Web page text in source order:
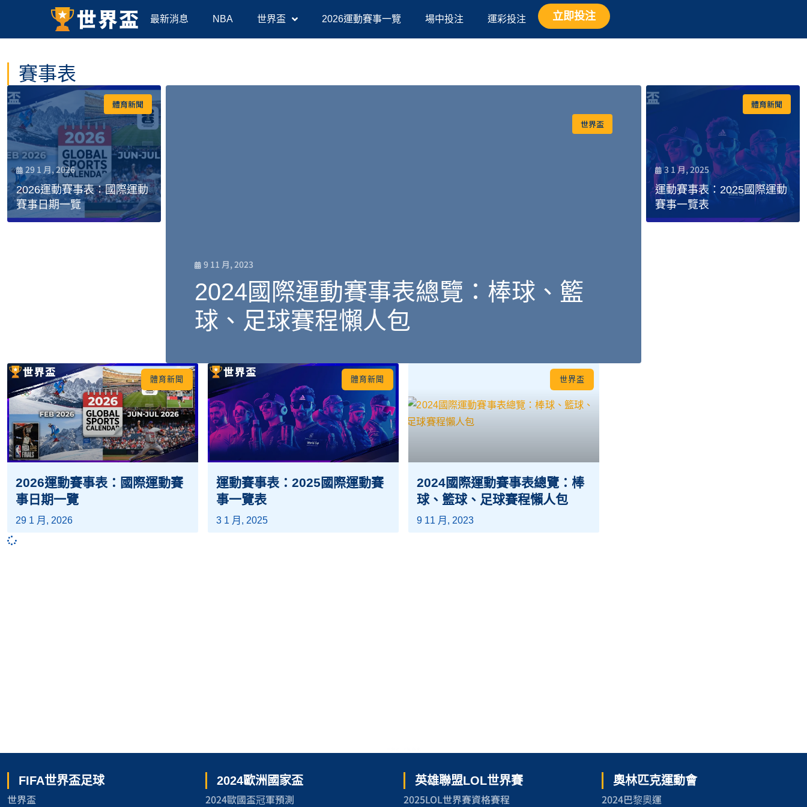
最新消息 NBA 世界盃 2026運動賽事一覽 場中投注 運彩投注 立即投注
賽事表
體育新聞
29 1 月, 2026
2026運動賽事表：國際運動
賽事日期一覽
體育新聞
3 1 月, 2025
運動賽事表：2025國際運動
賽事一覽表
世界盃
9 11 月, 2023
2024國際運動賽事表總覽：棒球、籃
球、足球賽程懶人包
體育新聞
2026運動賽事表：國際運動賽
事日期一覽
29 1 月, 2026
體育新聞
運動賽事表：2025國際運動賽
事一覽表
3 1 月, 2025
世界盃
2024國際運動賽事表總覽：棒
球、籃球、足球賽程懶人包
9 11 月, 2023
FIFA世界盃足球
世界盃
2024歐洲國家盃
2024歐國盃冠軍預測
英雄聯盟LOL世界賽
2025LOL世界賽資格賽程
奧林匹克運動會
2024巴黎奧運